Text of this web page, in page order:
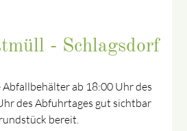
- Schlagsdorf
ab 18:00 Uhr des
des Abfuhrtages gut sichtbar
bereit.